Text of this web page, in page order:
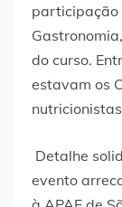
participação
do curso.
estavam os
Detalhe
evento